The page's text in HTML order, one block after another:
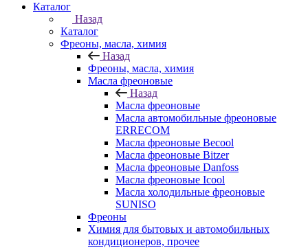
Каталог
Назад
Каталог
Фреоны, масла, химия
Назад
Фреоны, масла, химия
Масла фреоновые
Назад
Масла фреоновые
Масла автомобильные фреоновые
ERRECOM
Масла фреоновые Becool
Масла фреоновые Bitzer
Масла фреоновые Danfoss
Масла фреоновые Icool
Масла холодильные фреоновые
SUNISO
Фреоны
Химия для бытовых и автомобильных
кондиционеров, прочее